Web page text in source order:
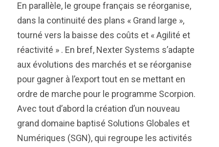
En parallèle, le groupe français se réorganise,
dans la continuité des plans « Grand large »,
tourné vers la baisse des coûts et « Agilité et
réactivité » . En bref, Nexter Systems s’adapte
aux évolutions des marchés et se réorganise
pour gagner à l’export tout en se mettant en
ordre de marche pour le programme Scorpion.
Avec tout d’abord la création d’un nouveau
grand domaine baptisé Solutions Globales et
Numériques (SGN), qui regroupe les activités